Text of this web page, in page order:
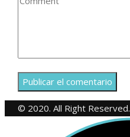
© 2020. All Right Reserved.